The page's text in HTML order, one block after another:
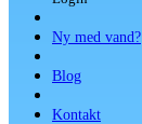
Ny med vand?
Blog
Kontakt